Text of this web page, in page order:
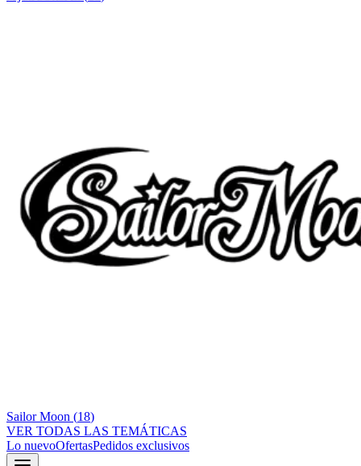
Sailor Moon (18)
VER TODAS LAS TEMÁTICAS
Lo nuevoOfertasPedidos exclusivos